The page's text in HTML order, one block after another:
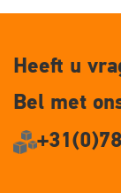
Heeft u
Bel met